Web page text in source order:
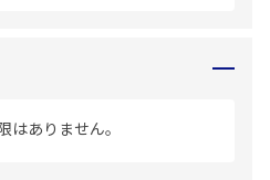
はありません。